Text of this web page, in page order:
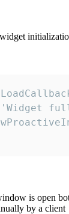
is open
by a client